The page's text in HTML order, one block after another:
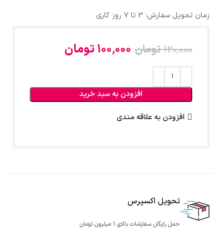
زمان تحویل سفارش: 3 تا 7 روز کاری
120,000تومان 100,000 تومان
افزودن به سبد خرید
افزودن به علاقه مندی
تحویل اکسپرس
حمل رایگان سفارشات بالای 1 میلیون تومان